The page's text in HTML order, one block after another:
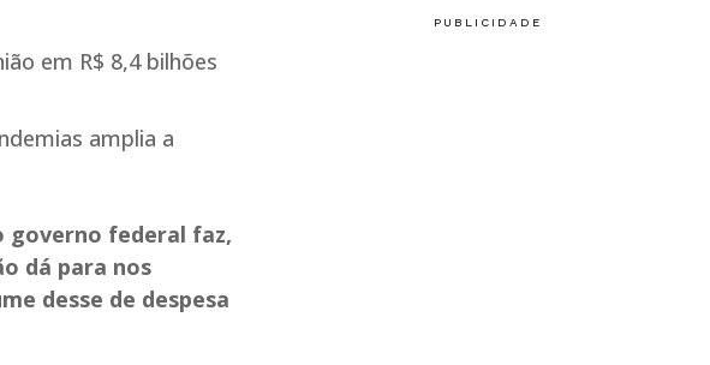
em R$ 8,4 bilhões
amplia a
governo federal faz,
dá para nos
desse de despesa